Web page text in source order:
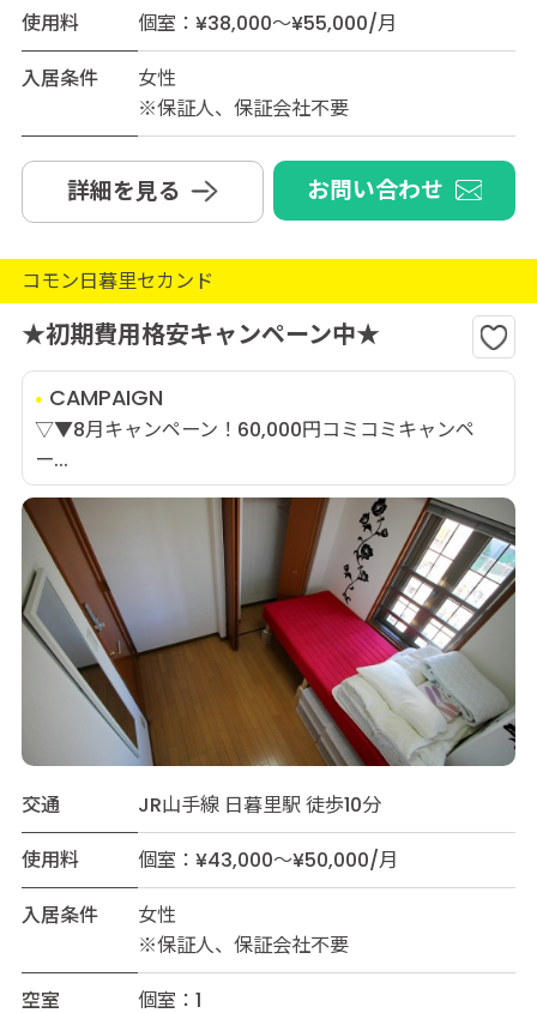
使用料
個室：¥38,000～¥55,000/月
入居条件
女性
※保証人、保証会社不要
詳細を見る お問い合わせ
コモン日暮里セカンド
★初期費用格安キャンペーン中★
CAMPAIGN
▽▼8月キャンペーン！60,000円コミコミキャンペ
ー...
交通
JR山手線 日暮里駅 徒歩10分
使用料
個室：¥43,000～¥50,000/月
入居条件
女性
※保証人、保証会社不要
空室
個室：1